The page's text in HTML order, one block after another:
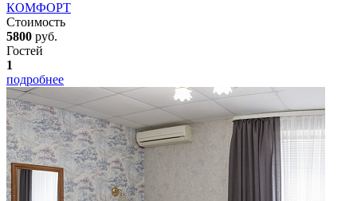
КОМФОРТ
Стоимость
5800 руб.
Гостей
1
подробнее